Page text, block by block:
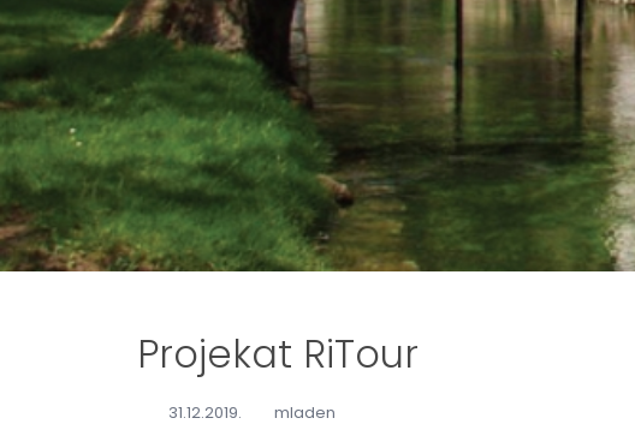
Projekat RiTour
31.12.2019. mladen